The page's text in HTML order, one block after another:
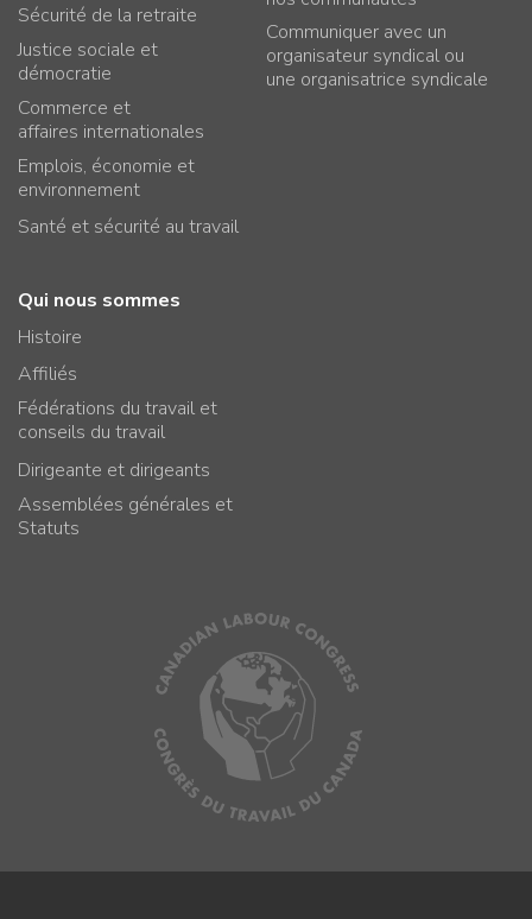
Sécurité de la retraite
Justice sociale et
démocratie
Commerce et
affaires internationales
Emplois, économie et
environnement
Santé et sécurité au travail
Communiquer avec un
organisateur syndical ou
une organisatrice syndicale
Qui nous sommes
Histoire
Affiliés
Fédérations du travail et
conseils du travail
Dirigeante et dirigeants
Assemblées générales et
Statuts